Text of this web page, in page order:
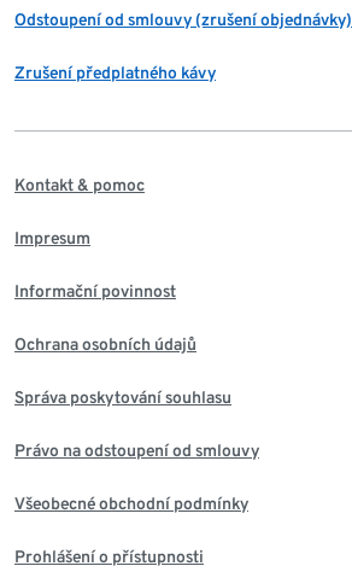
Odstoupení od smlouvy (zrušení objednávky)
Zrušení předplatného kávy
Kontakt & pomoc
Impresum
Informační povinnost
Ochrana osobních údajů
Správa poskytování souhlasu
Právo na odstoupení od smlouvy
Všeobecné obchodní podmínky
Prohlášení o přístupnosti